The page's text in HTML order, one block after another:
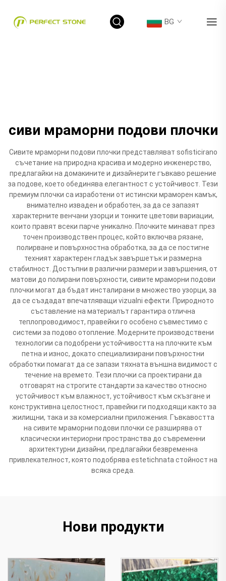
BG
сиви мраморни подови плочки
Сивите мраморни подови плочки представляват sofisticirano
съчетание на природна красива и модерно инженерство,
предлагайки на домакините и дизайнерите гъвкаво решение
за подове, което обединява елегантност с устойчивост. Тези
премиум плочки са изработени от истински мраморен камък,
внимателно изваден и обработен, за да се запазят
характерните венчани узорци и тонките цветови вариации,
които правят всеки парче уникално. Плочките минават през
точен производствен процес, който включва рязане,
полирване и повърхностна обработка, за да се постигне
техният характерен гладък завършетък и размерна
стабилност. Достъпни в различни размери и завършения, от
матови до полирани повърхности, сивите мраморни подови
плочки могат да бъдат инсталирани в множество узорци, за
да се създадат впечатляващи vizualni ефекти. Природното
съставление на материалът гарантира отлична
теплопроводимост, правейки го особено съвместимо с
системи за подово отопление. Модерните производствени
технологии са подобрени устойчивостта на плочките към
петна и износ, докато специализирани повърхностни
обработки помагат да се запази тяхната външна видимост с
течение на времето. Тези плочки са проектирани да
отговарят на строгите стандарти за качество относно
устойчивост към влажност, устойчивост към скъзгане и
конструктивна целостност, правейки ги подходящи както за
жилищни, така и за комерсиални приложения. Гъвкавостта
на сивите мраморни подови плочки се разширява от
класически интериорни пространства до съвременни
архитектурни дизайни, предлагайки безвременна
привлекателност, която подобрява estetichnata стойност на
всяка среда.
Нови продукти